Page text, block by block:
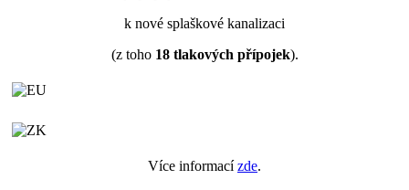
k nové splaškové kanalizaci
(z toho 18tlakových přípojek).
Více informacízde.